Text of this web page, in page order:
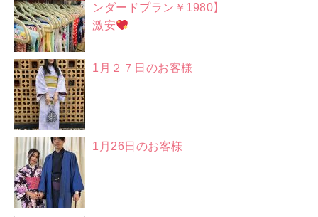
ンダードプラン￥1980】
激安
1月２７日のお客様
1月26日のお客様